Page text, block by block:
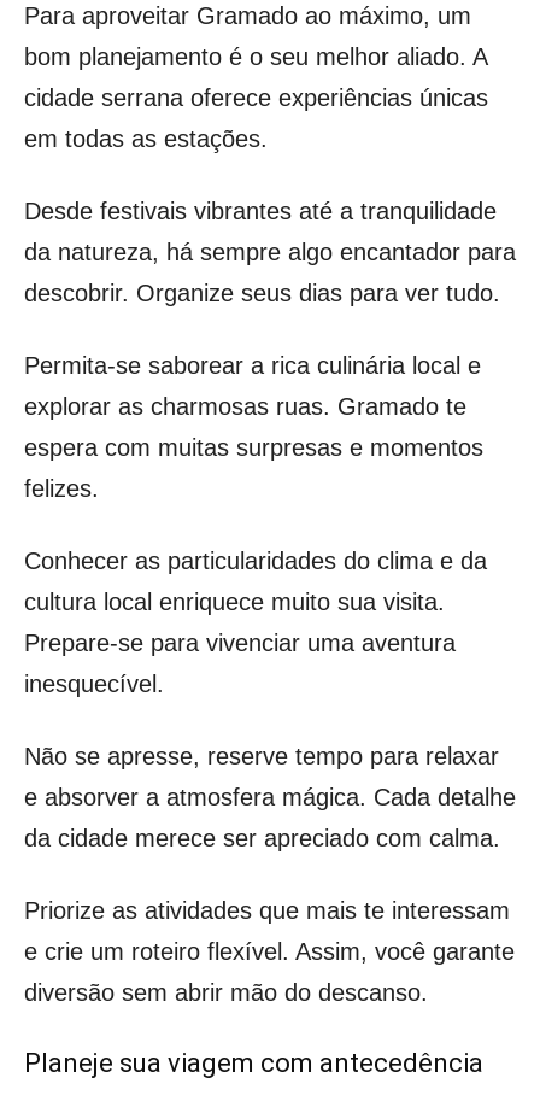
Para aproveitar Gramado ao máximo, um
bom planejamento é o seu melhor aliado. A
cidade serrana oferece experiências únicas
em todas as estações.
Desde festivais vibrantes até a tranquilidade
da natureza, há sempre algo encantador para
descobrir. Organize seus dias para ver tudo.
Permita-se saborear a rica culinária local e
explorar as charmosas ruas. Gramado te
espera com muitas surpresas e momentos
felizes.
Conhecer as particularidades do clima e da
cultura local enriquece muito sua visita.
Prepare-se para vivenciar uma aventura
inesquecível.
Não se apresse, reserve tempo para relaxar
e absorver a atmosfera mágica. Cada detalhe
da cidade merece ser apreciado com calma.
Priorize as atividades que mais te interessam
e crie um roteiro flexível. Assim, você garante
diversão sem abrir mão do descanso.
Planeje sua viagem com antecedência